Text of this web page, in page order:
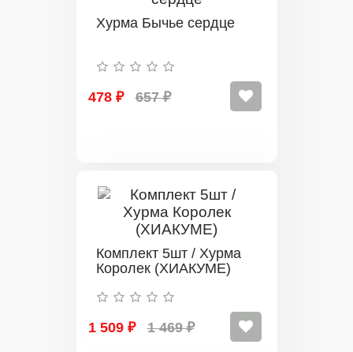
Хурма Бычье сердце
478 ₽ 657 ₽
Комплект 5шт / Хурма
Королек (ХИАКУМЕ)
1 509 ₽ 1 469 ₽